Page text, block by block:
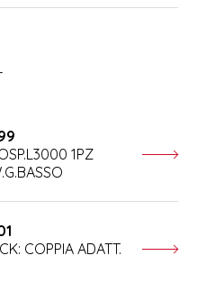
1PZ
COPPIA ADATT.